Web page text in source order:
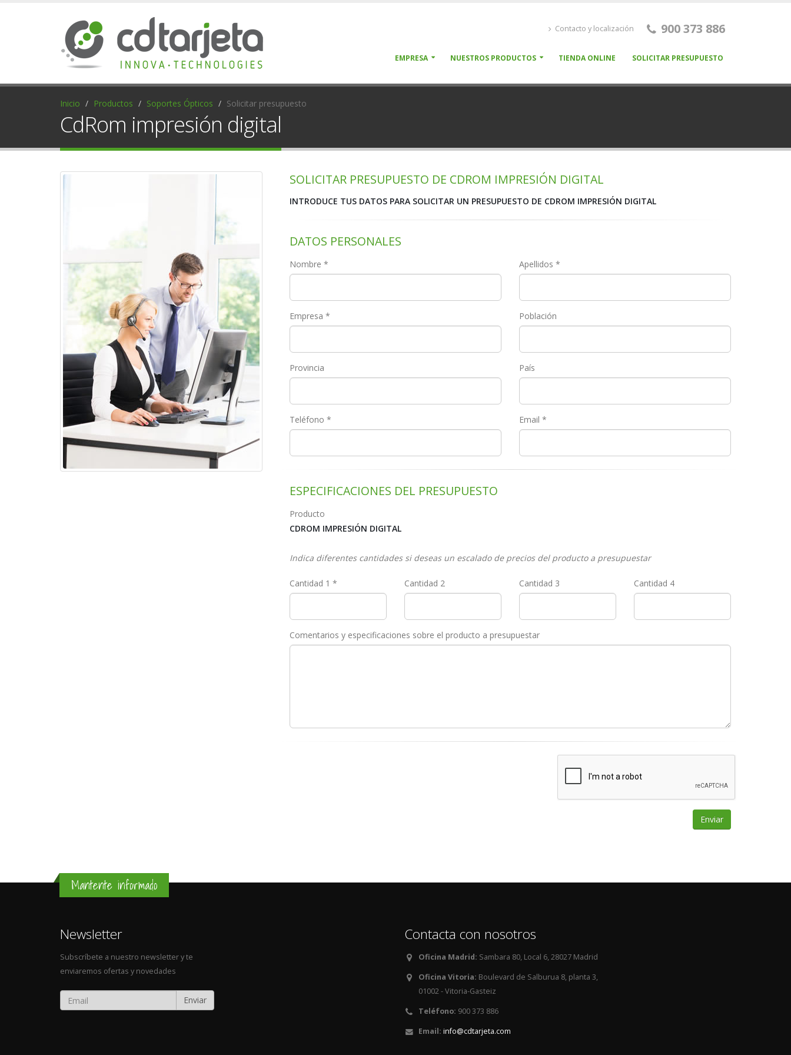
Contacto y localización 900 373 886
EMPRESA NUESTROS PRODUCTOS TIENDA ONLINE SOLICITAR PRESUPUESTO
Inicio Productos Soportes Ópticos Solicitar presupuesto
CdRom impresión digital
SOLICITAR PRESUPUESTO DE CDROM IMPRESIÓN DIGITAL
INTRODUCE TUS DATOS PARA SOLICITAR UN PRESUPUESTO DE CDROM IMPRESIÓN DIGITAL
DATOS PERSONALES
Nombre * Apellidos *
Empresa * Población
Provincia País
Teléfono * Email *
ESPECIFICACIONES DEL PRESUPUESTO
Producto
CDROM IMPRESIÓN DIGITAL
Indica diferentes cantidades si deseas un escalado de precios del producto a presupuestar
Cantidad 1 * Cantidad 2 Cantidad 3 Cantidad 4
Comentarios y especificaciones sobre el producto a presupuestar
Mantente informado
Newsletter
Subscríbete a nuestro newsletter y te
enviaremos ofertas y novedades
Enviar
Contacta con nosotros
Oficina Madrid: Sambara 80, Local 6, 28027 Madrid
Oficina Vitoria: Boulevard de Salburua 8, planta 3,
01002 - Vitoria-Gasteiz
Teléfono: 900 373 886
Email: info@cdtarjeta.com